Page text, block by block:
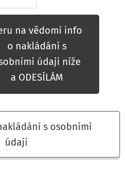
na vědomí info
o nakládání s
údaji níže
a ODESÍLÁM
s osobními
údaji